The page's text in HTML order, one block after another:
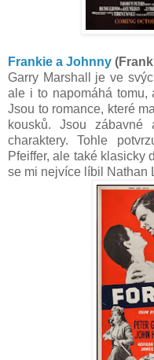
Frankie a Johnny
Garry Marshall je ve
ale i to napomáhá tomu,
Jsou to romance, které
kousků. Jsou
charaktery. Tohle
Pfeiffer, ale také klasicky
se mi nejvíce líbil Nathan